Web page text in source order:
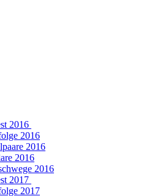
2016
2016
2016
2016
2016
2017
2017